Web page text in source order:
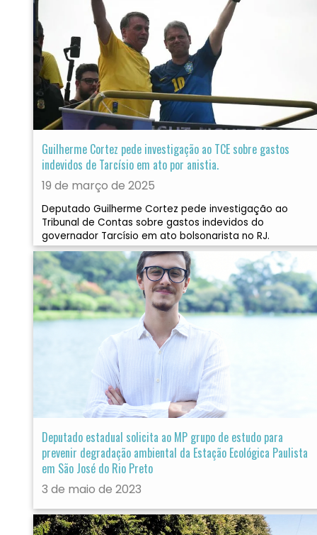
Guilherme Cortez pede investigação ao TCE sobre gastos
indevidos de Tarcísio em ato por anistia.
19 de março de 2025
Deputado Guilherme Cortez pede investigação ao
Tribunal de Contas sobre gastos indevidos do
governador Tarcísio em ato bolsonarista no RJ.
Deputado estadual solicita ao MP grupo de estudo para
prevenir degradação ambiental da Estação Ecológica Paulista
em São José do Rio Preto
3 de maio de 2023